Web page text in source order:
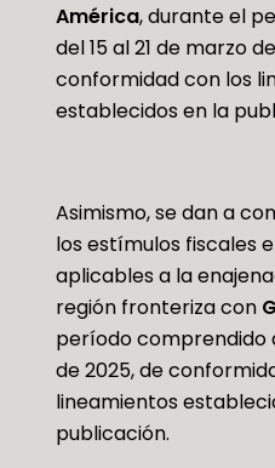
América, durante el
del 15 al 21 de marzo
conformidad con los
establecidos en la
Asimismo, se dan a
los estímulos fiscales
aplicables a la
región fronteriza con
período comprendido
de 2025, de
lineamientos
publicación.